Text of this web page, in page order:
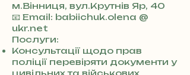
м.Вінниця, вул.Крутнів Яр, 40
+
3
8
0
7
3
📧 Email: babiichuk.olena @
ukr.net
Послуги:
Консультації щодо прав
поліції перевіряти документи у
цивільних та військових